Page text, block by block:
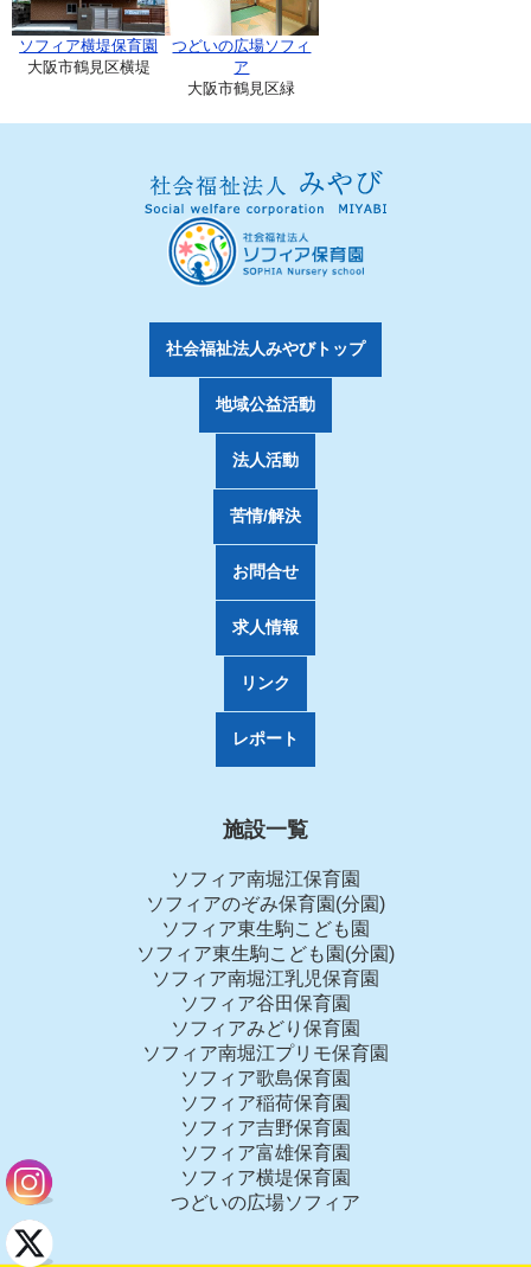
ソフィア横堤保育園
大阪市鶴見区横堤
つどいの広場ソフィ
ア
大阪市鶴見区緑
社会福祉法人みやびトップ
地域公益活動
法人活動
苦情/解決
お問合せ
求人情報
リンク
レポート
施設一覧
ソフィア南堀江保育園
ソフィアのぞみ保育園(分園)
ソフィア東生駒こども園
ソフィア東生駒こども園(分園)
ソフィア南堀江乳児保育園
ソフィア谷田保育園
ソフィアみどり保育園
ソフィア南堀江プリモ保育園
ソフィア歌島保育園
ソフィア稲荷保育園
ソフィア吉野保育園
ソフィア富雄保育園
ソフィア横堤保育園
つどいの広場ソフィア